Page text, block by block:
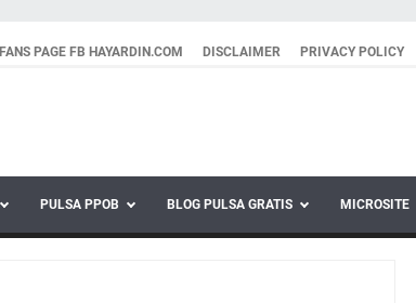
FANS PAGE FB HAYARDIN.COM DISCLAIMER PRIVACY POLICY
PULSA PPOB BLOG PULSA GRATIS MICROSITE